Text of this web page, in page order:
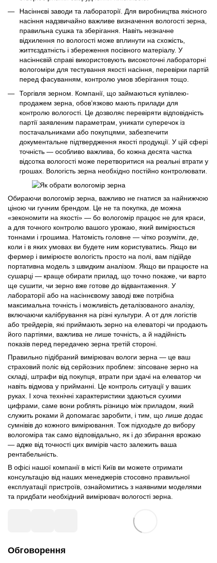
Насіннєві заводи та лабораторії. Для виробництва якісного
насіння надзвичайно важливе визначення вологості зерна,
правильна сушка та зберігання. Навіть незначне
відхилення по вологості може вплинути на схожість,
життєздатність і збереження посівного матеріалу. У
насіннєвій справі використовують високоточні лабораторні
вологоміри для тестування якості насіння, перевірки партій
перед фасуванням, контролю умов зберігання тощо.
Торгівля зерном. Компанії, що займаються купівлею-
продажем зерна, обов’язково мають прилади для
контролю вологості. Це дозволяє перевіряти відповідність
партії заявленим параметрам, уникати суперечок із
постачальниками або покупцями, забезпечити
документальне підтвердження якості продукції. У цій сфері
точність — особливо важлива, бо кожна десята частка
відсотка вологості може перетворитися на реальні втрати у
грошах. Вологість зерна необхідно постійно контролювати.
Обираючи вологомір зерна, важливо не гнатися за найнижчою
ціною чи гучним брендом. Це не та покупка, де можна
«зекономити на якості» — бо вологомір працює не для краси,
а для точного контролю вашого урожаю, який вимірюється
тоннами і грошима. Натомість головне — чітко розуміти, де,
коли і в яких умовах ви будете ним користуватись. Якщо ви
фермер і вимірюєте вологість просто на полі, вам підійде
портативна модель з швидким аналізом. Якщо ви працюєте на
сушарці — краще обирати прилад, що точно покаже, чи варто
ще сушити, чи зерно вже готове до відвантаження. У
лабораторії або на насіннєвому заводі вже потрібна
максимальна точність і можливість деталізованого аналізу,
включаючи калібрування на різні культури. А от для логістів
або трейдерів, які приймають зерно на елеваторі чи продають
його партіями, важлива не лише точність, а й надійність
показів перед передачею зерна третій стороні.
Правильно підібраний вимірювач вологи зерна — це ваш
страховий поліс від серйозних проблем: зіпсоване зерно на
складі, штрафи від покупця, втрати при здачі на елеватор чи
навіть відмова у прийманні. Це контроль ситуації у ваших
руках. І хоча технічні характеристики здаються сухими
цифрами, саме вони роблять різницю між приладом, який
служить роками й допомагає заробити, і тим, що лише додає
сумнівів до кожного вимірювання. Тож підходьте до вибору
вологоміра так само відповідально, як і до збирання врожаю
— адже від точності цих вимірів часто залежить ваша
рентабельність.
В офісі нашої компанії в місті Київ ви можете отримати
консультацію від наших менеджерів стосовно правильної
експлуатації пристроїв, ознайомитись з наявними моделями
та придбати необхідний вимірювач вологості зерна.
Обговорення